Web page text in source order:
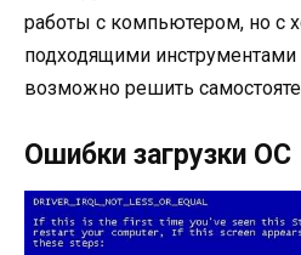
работы с компьютером, но с
подходящими
возможно решить
Ошибки загрузки ОС